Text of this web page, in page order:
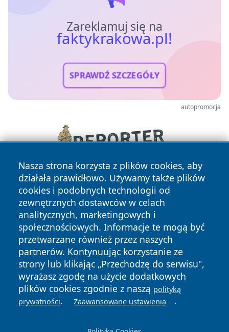
Zareklamuj się na
faktykrakowa.pl!
SPRAWDŹ SZCZEGÓŁY
autopromocja
Nasza strona korzysta z plików cookies, aby
działała prawidłowo. Używamy także plików
cookies i podobnych technologii od
zewnętrznych dostawców w celach
analitycznych, marketingowych i
społecznościowych. Informacje te mogą być
przetwarzane również przez naszych
partnerów. Kontynuując korzystanie ze
strony lub klikając „Przechodzę do serwisu",
wyrażasz zgodę na użycie dodatkowych
plików cookies zgodnie z naszą polityką
prywatności. Zaawansowane ustawienia .
Copyright © 2026 faktykrakowa.pl Wszystkie prawa
zastrzeżone.
News Autorzy
Polityka
Prywatności
Polityka
Cookies